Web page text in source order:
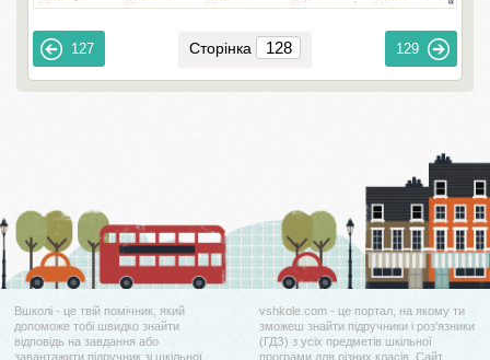
127 Сторінка 129
Вшколі - це твій помічник, який
допоможе тобі швидко знайти
відповідь на завдання або
завантажити підручник зі шкільної
vshkole.com - це портал, на якому ти
зможеш знайти підручники і роз'язники
(ГДЗ) з усіх предметів шкільної
програми для різних класів. Сайт